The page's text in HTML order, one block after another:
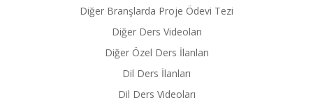
Diğer Branşlarda Proje Ödevi Tezi
Diğer Ders Videoları
Diğer Özel Ders İlanları
Dil Ders İlanları
Dil Ders Videoları